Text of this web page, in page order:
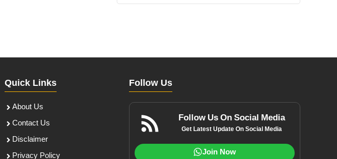
Quick Links
About Us
Contact Us
Disclaimer
Privacy Policy
Follow Us
Follow Us On Social Media
Get Latest Update On Social Media
Join Now